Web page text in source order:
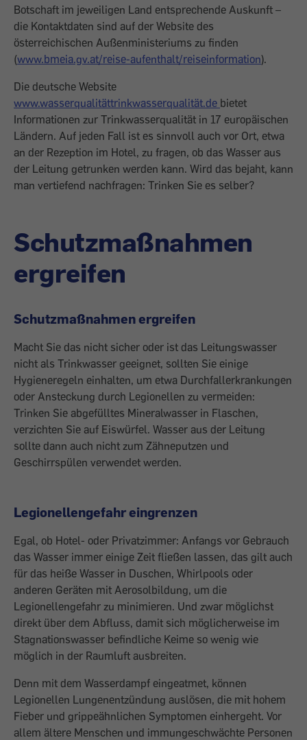
Botschaft im jeweiligen Land entsprechende Auskunft –
die Kontaktdaten sind auf der Website des
österreichischen Außenministeriums zu finden
(www.bmeia.gv.at/reise-aufenthalt/reiseinformation).
Die deutsche Website
www.wasserqualitättrinkwasserqualität.de bietet
Informationen zur Trinkwasserqualität in 17 europäischen
Ländern. Auf jeden Fall ist es sinnvoll auch vor Ort, etwa
an der Rezeption im Hotel, zu fragen, ob das Wasser aus
der Leitung getrunken werden kann. Wird das bejaht, kann
man vertiefend nachfragen: Trinken Sie es selber?
Schutzmaßnahmen
ergreifen
Schutzmaßnahmen ergreifen
Macht Sie das nicht sicher oder ist das Leitungswasser
nicht als Trinkwasser geeignet, sollten Sie einige
Hygieneregeln einhalten, um etwa Durchfallerkrankungen
oder Ansteckung durch Legionellen zu vermeiden:
Trinken Sie abgefülltes Mineralwasser in Flaschen,
verzichten Sie auf Eiswürfel. Wasser aus der Leitung
sollte dann auch nicht zum Zähneputzen und
Geschirrspülen verwendet werden.
Legionellengefahr eingrenzen
Egal, ob Hotel- oder Privatzimmer: Anfangs vor Gebrauch
das Wasser immer einige Zeit fließen lassen, das gilt auch
für das heiße Wasser in Duschen, Whirlpools oder
anderen Geräten mit Aerosolbildung, um die
Legionellengefahr zu minimieren. Und zwar möglichst
direkt über dem Abfluss, damit sich möglicherweise im
Stagnationswasser befindliche Keime so wenig wie
möglich in der Raumluft ausbreiten.
Denn mit dem Wasserdampf eingeatmet, können
Legionellen Lungenentzündung auslösen, die mit hohem
Fieber und grippeähnlichen Symptomen einhergeht. Vor
allem ältere Menschen und immungeschwächte Personen